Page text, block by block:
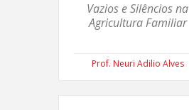
Vazios e Silêncios na
Agricultura Familiar
Prof. Neuri Adilio Alves